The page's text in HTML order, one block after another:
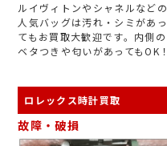
ルイヴィトンやシャネルなどの
人気バッグは汚れ・シミがあっ
てもお買取大歓迎です。内側の
ベタつきや匂いがあってもOK！
ロレックス時計買取
故障・破損